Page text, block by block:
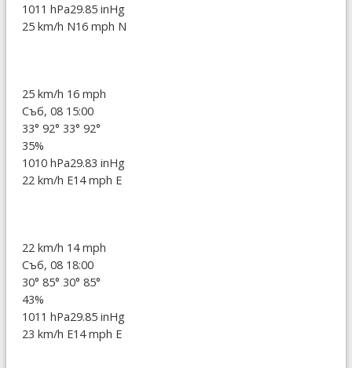
1011 hPa29.85 inHg
25 km/h N16 mph N
25 km/h 16 mph
Съб, 08 15:00
33° 92° 33° 92°
35%
1010 hPa29.83 inHg
22 km/h E14 mph E
22 km/h 14 mph
Съб, 08 18:00
30° 85° 30° 85°
43%
1011 hPa29.85 inHg
23 km/h E14 mph E